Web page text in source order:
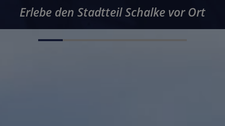
Erlebe den Stadtteil Schalke vor Ort